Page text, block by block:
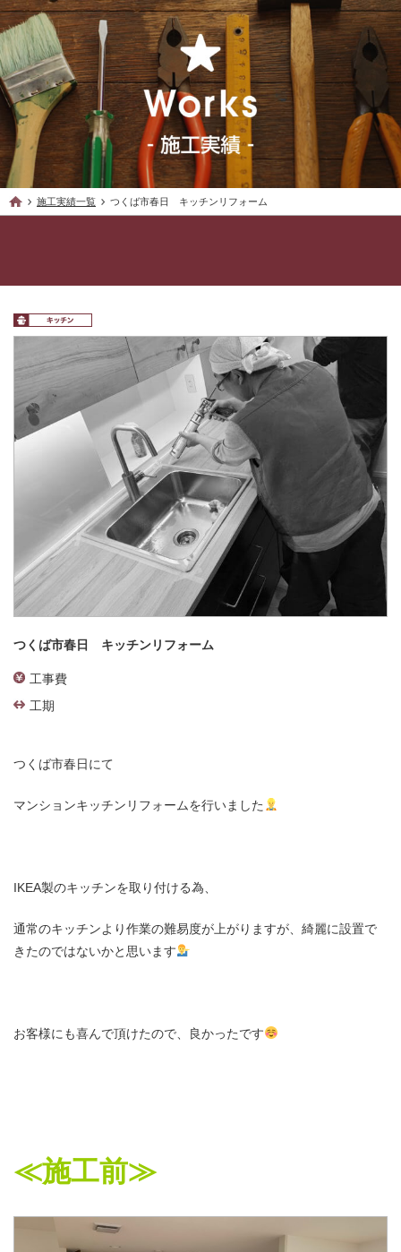
施工実績一覧 つくば市春日 キッチンリフォーム
つくば市春日 キッチンリフォーム
工事費
工期
つくば市春日にて
マンションキッチンリフォームを行いました
IKEA製のキッチンを取り付ける為、
通常のキッチンより作業の難易度が上がりますが、綺麗に設置で
きたのではないかと思います
お客様にも喜んで頂けたので、良かったです
≪施工前≫